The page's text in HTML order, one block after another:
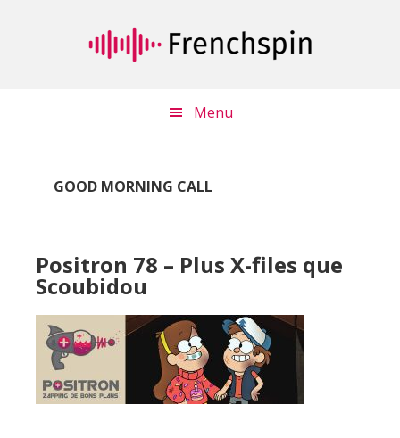
Menu
GOOD MORNING CALL
Positron 78 – Plus X-files que
Scoubidou